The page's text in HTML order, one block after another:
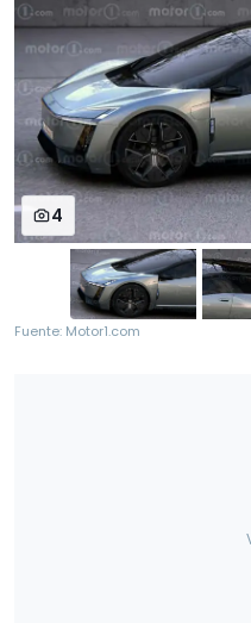
4
Fuente: Motor1.com